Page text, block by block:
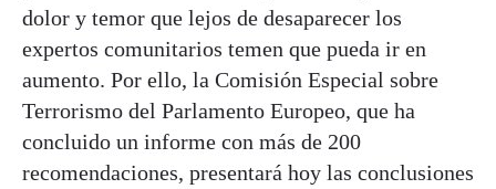
dolor y temor que lejos de desaparecer los
expertos comunitarios temen que pueda ir en
aumento. Por ello, la Comisión Especial sobre
Terrorismo del Parlamento Europeo, que ha
concluido un informe con más de 200
recomendaciones, presentará hoy las conclusiones